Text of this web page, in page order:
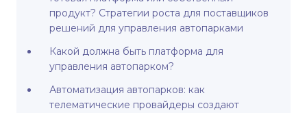
продукт? Стратегии роста для поставщиков
решений для управления автопарками
Какой должна быть платформа для
управления автопарком?
Автоматизация автопарков: как
телематические провайдеры создают